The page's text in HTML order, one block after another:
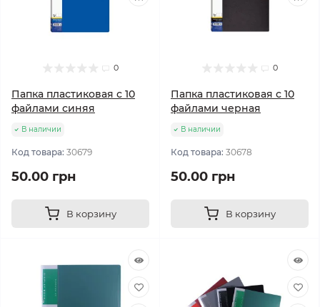
0
Папка пластиковая с 10
файлами синяя
В наличии
Код товара: 30679
50.00 грн
В корзину
0
Папка пластиковая с 10
файлами черная
В наличии
Код товара: 30678
50.00 грн
В корзину